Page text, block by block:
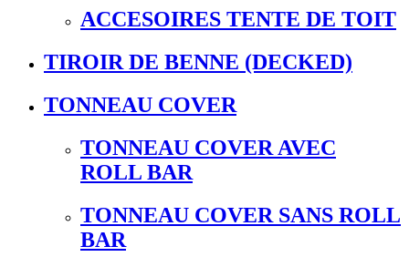
ACCESOIRES TENTE DE TOIT
TIROIR DE BENNE (DECKED)
TONNEAU COVER
TONNEAU COVER AVEC
ROLL BAR
TONNEAU COVER SANS ROLL
BAR